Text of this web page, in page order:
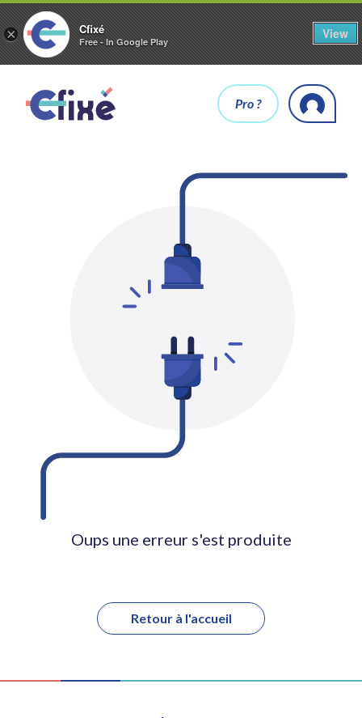
× Cfixé
Free - In Google Play
View
Pro ?
Oups une erreur s'est produite
Retour à l'accueil